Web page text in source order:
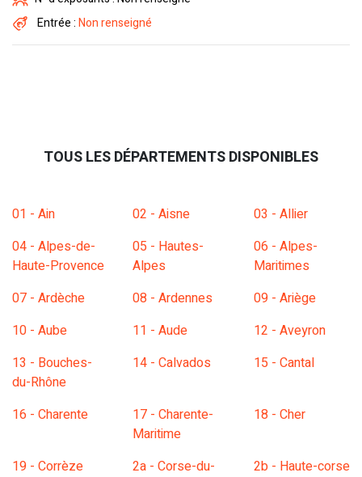
Entrée :Non renseigné
TOUS LES DÉPARTEMENTS DISPONIBLES
01 - Ain 02 - Aisne
03 - Allier
04 - Alpes-de-
Haute-Provence
05 - Hautes-
Alpes
06 - Alpes-
Maritimes
07 - Ardèche
08 - Ardennes
09 - Ariège
10 - Aube
11 - Aude
12 - Aveyron
13 - Bouches-
du-Rhône
14 - Calvados 15 - Cantal
16 - Charente
17 - Charente-
Maritime
18 - Cher
19 - Corrèze
2a - Corse-du-
2b - Haute-corse